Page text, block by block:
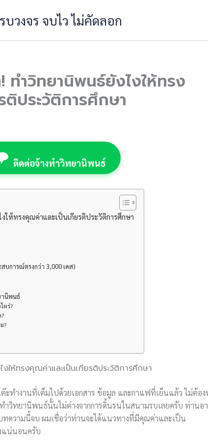
วงจร จบไว ไม่คัดลอก
ำวิทยานิพนธ์ยังไงให้ทรง
ประวัติการศึกษา
ติดต่อจ้างทำวิทยานิพนธ์
ห้ทรงคุณค่าและเป็นเกียรติประวัติการศึกษา
บการณ์ตรงกว่า 3,000 เคส)
านิพนธ์
หร่?
?
ห้ทรงคุณค่าและเป็นเกียรติประวัติการศึกษา
ทำงานที่เต็มไปด้วยเอกสาร ข้อมูล และกาแฟที่เย็นแล้ว ไม่ต้อง
ำวิทยานิพนธ์นั้นไม่ต่างจากการดิ้นรนในสนามรบเลยครับ ท่านอ
ความนี้จบ ผมเชื่อว่าท่านจะได้แนวทางที่มีคุณค่าและเป็น
แน่นอนครับ